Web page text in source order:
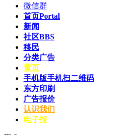
微信群
首页Portal
新闻
社区BBS
移民
分类广告
黄页
手机版手机扫二维码
东方印刷
广告报价
认识我们
电子报